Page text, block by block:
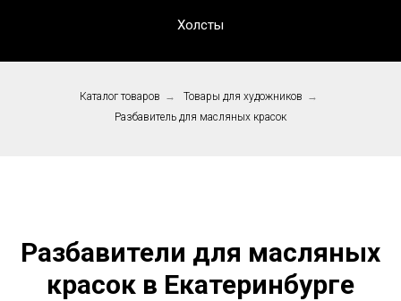
Холсты
Каталог товаров → Товары для художников →
Разбавитель для масляных красок
Разбавители для масляных
красок в Екатеринбурге